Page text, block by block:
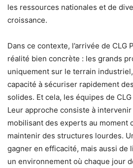
les ressources nationales et de
croissance.
Dans ce contexte, l’arrivée de CLG
réalité bien concrète : les grands
uniquement sur le terrain
capacité à sécuriser rapidement
solides. Et cela, les équipes de
Leur approche consiste à
mobilisant des experts au moment
maintenir des structures lourdes.
gagner en efficacité, mais aussi de
un environnement où chaque jour